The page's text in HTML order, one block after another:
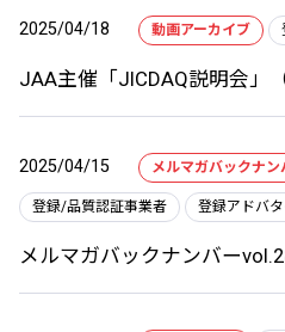
2025/04/18 動画アーカイブ
JAA主催「JICDAQ説明会」
2025/04/15 メルマガバックナン
登録/品質認証事業者 登録アドバ
メルマガバックナンバー